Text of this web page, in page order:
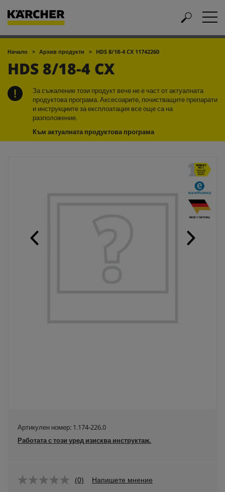
Начало Архив продукти HDS 8/18-4 CX 11742260
HDS 8/18-4 CX
За съжаление този продукт вече не е част от актуалната
продуктова програма. Аксесоарите, почистващите препарати
и инструкциите за експлоатация все още са на
разположение.
Към актуалната продуктова програма
Артикулен номер: 1.174-226.0
Работата с този уред изисква инструктаж.
(0) Напишете мнение